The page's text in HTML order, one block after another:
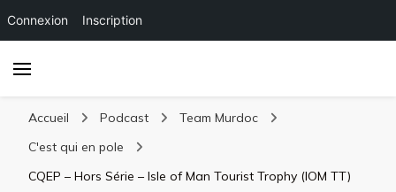
Connexion Inscription
Accueil Podcast
Team Murdoc
C'est qui en pole
CQEP – Hors Série – Isle of Man Tourist Trophy (IOM TT)